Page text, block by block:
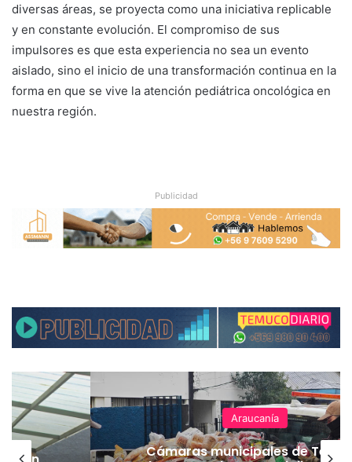
diversas áreas, se proyecta como una iniciativa replicable
y en constante evolución. El compromiso de sus
impulsores es que esta experiencia no sea un evento
aislado, sino el inicio de una transformación continua en la
forma en que se vive la atención pediátrica oncológica en
nuestra región.
Publicidad
Araucanía
Cámaras municipales de